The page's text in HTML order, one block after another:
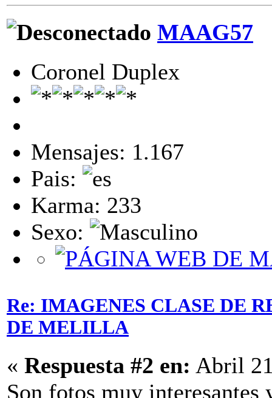
MAAG57
Coronel Duplex
Mensajes: 1.167
Pais:
Karma: 233
Sexo:
Re: IMAGENES CLASE DE
DE MELILLA
« Respuesta #2 en: Abril
Son fotos muy